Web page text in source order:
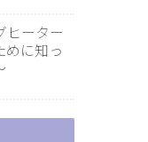
ヒーター
めに知っ